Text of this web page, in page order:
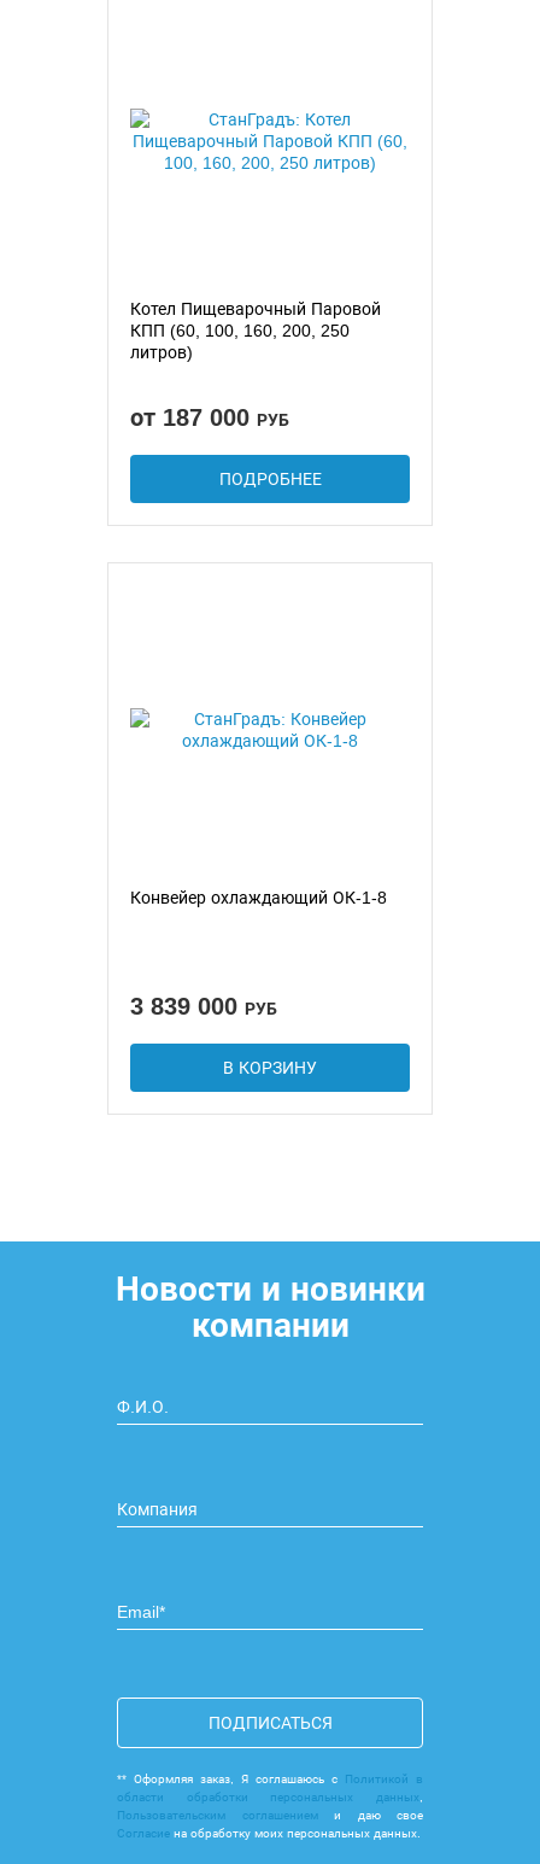
Котел Пищеварочный Паровой
КПП (60, 100, 160, 200, 250
литров)
от 187 000 РУБ
ПОДРОБНЕЕ
Конвейер охлаждающий ОК-1-8
3 839 000 РУБ
В КОРЗИНУ
Новости и новинки
компании
ПОДПИСАТЬСЯ
** Оформляя заказ, Я соглашаюсь с Политикой в
области обработки персональных данных
Пользовательским соглашениеми даю свое
Согласие на обработку моих персональных данных.